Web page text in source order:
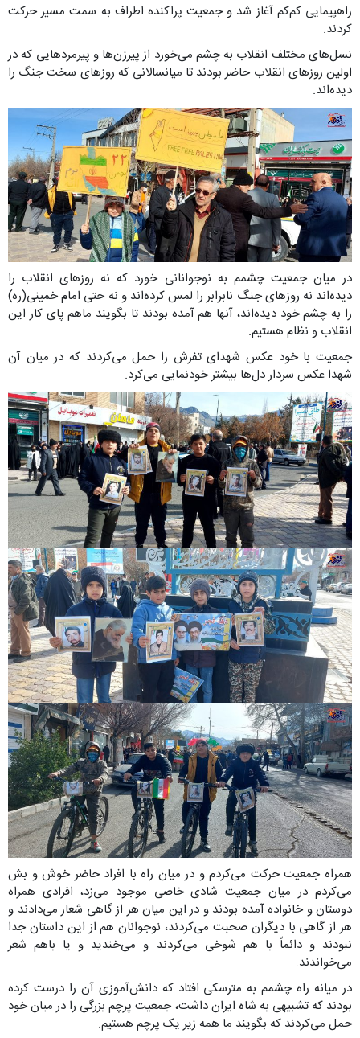
راهپیمایی کم‌کم آغاز شد و جمعیت پراکنده اطراف به سمت مسیر حرکت
کردند.
نسل‌های مختلف انقلاب به چشم می‌خورد از پیرزن‌ها و پیرمردهایی که در
اولین روزهای انقلاب حاضر بودند تا میانسالانی که روزهای سخت جنگ را
دیده‌اند.
در میان جمعیت چشمم به نوجوانانی خورد که نه روزهای انقلاب را
دیده‌اند نه روزهای جنگ نابرابر را لمس کرده‌اند و نه حتی امام خمینی(ره)
را به چشم خود دیده‌اند، آنها هم آمده بودند تا بگویند ماهم پای کار این
انقلاب و نظام هستیم.
جمعیت با خود عکس شهدای تفرش را حمل می‌کردند که در میان آن
شهدا عکس سردار دل‌ها بیشتر خودنمایی می‌کرد.
همراه جمعیت حرکت می‌کردم و در میان راه با افراد حاضر خوش و بش
می‌کردم در میان جمعیت شادی خاصی موجود می‌زد، افرادی همراه
دوستان و خانواده آمده بودند و در این میان هر از گاهی شعار می‌دادند و
هر از گاهی با دیگران صحبت می‌کردند، نوجوانان هم از این داستان جدا
نبودند و دائماً با هم شوخی می‌کردند و می‌خندید و یا باهم شعر
می‌خواندند.
در میانه راه چشمم به مترسکی افتاد که دانش‌آموزی آن را درست کرده
بودند که تشبیهی به شاه ایران داشت، جمعیت پرچم بزرگی را در میان خود
حمل می‌کردند که بگویند ما همه زیر یک پرچم هستیم.